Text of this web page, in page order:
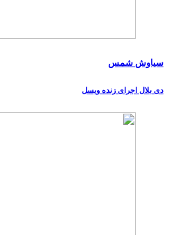
سیاوش شمس
دی بلال اجرای زنده ویسل